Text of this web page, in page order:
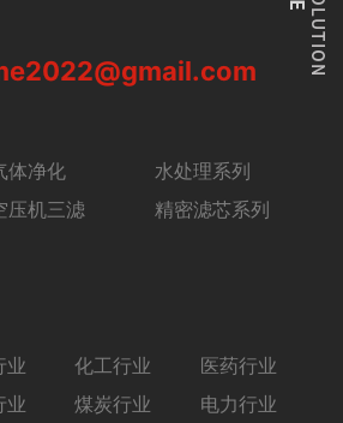
体净化
水处理系列
压机三滤
精密滤芯系列
业 化工行业
医药行业
业 煤炭行业
电力行业